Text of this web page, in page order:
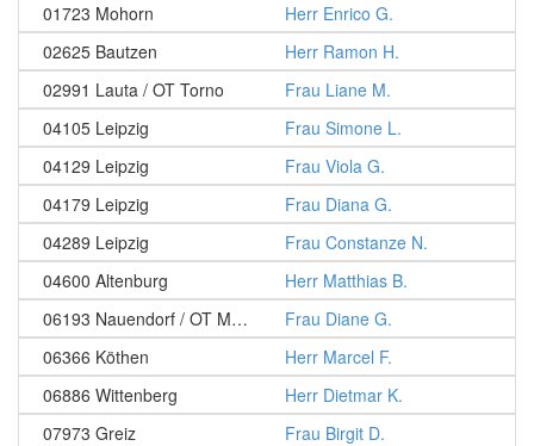
01723 Mohorn
Herr Enrico G.
02625 Bautzen
Herr Ramon H.
02991 Lauta / OT Torno
Frau Liane M.
04105 Leipzig
Frau Simone L.
04129 Leipzig
Frau Viola G.
04179 Leipzig
Frau Diana G.
04289 Leipzig
Frau Constanze N.
04600 Altenburg
Herr Matthias B.
06193 Nauendorf / OT Merbitz
Frau Diane G.
06366 Köthen
Herr Marcel F.
06886 Wittenberg
Herr Dietmar K.
07973 Greiz
Frau Birgit D.